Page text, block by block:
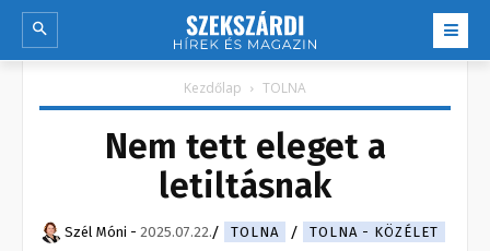
Kezdőlap TOLNA
Nem tett eleget a
letiltásnak
Szél Móni - 2025.07.22. TOLNA TOLNA - KÖZÉLET